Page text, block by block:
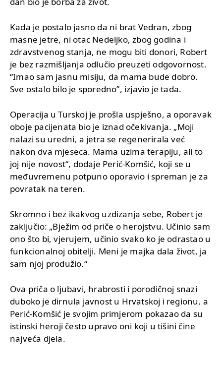
Kada je postalo jasno da ni brat Vedran, zbog
masne jetre, ni otac Nedeljko, zbog godina i
zdravstvenog stanja, ne mogu biti donori, Robert
je bez razmišljanja odlučio preuzeti odgovornost.
“Imao sam jasnu misiju, da mama bude dobro.
Sve ostalo bilo je sporedno”, izjavio je tada.
Operacija u Turskoj je prošla uspješno, a oporavak
oboje pacijenata bio je iznad očekivanja. „Moji
nalazi su uredni, a jetra se regenerirala već
nakon dva mjeseca. Mama uzima terapiju, ali to
joj nije novost“, dodaje Perić-Komšić, koji se u
međuvremenu potpuno oporavio i spreman je za
povratak na teren.
Skromno i bez ikakvog uzdizanja sebe, Robert je
zaključio: „Bježim od priče o herojstvu. Učinio sam
ono što bi, vjerujem, učinio svako ko je odrastao u
funkcionalnoj obitelji. Meni je majka dala život, ja
sam njoj produžio.“
Ova priča o ljubavi, hrabrosti i porodičnoj snazi
duboko je dirnula javnost u Hrvatskoj i regionu, a
Perić-Komšić je svojim primjerom pokazao da su
istinski heroji često upravo oni koji u tišini čine
najveća djela.